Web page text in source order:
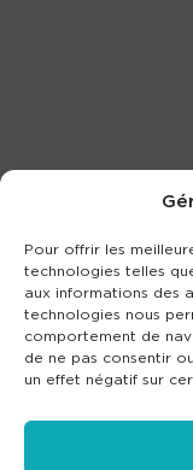
Pour offrir les
technologies telles
aux informations des
technologies nous
comportement de
de ne pas consentir
un effet négatif sur